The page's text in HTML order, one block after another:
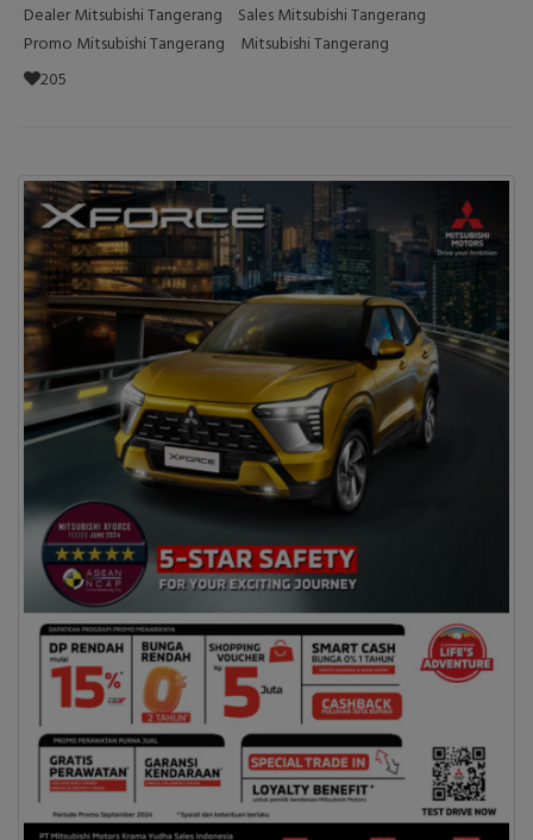
Dealer Mitsubishi Tangerang
Sales Mitsubishi Tangerang
Promo Mitsubishi Tangerang
Mitsubishi Tangerang
205